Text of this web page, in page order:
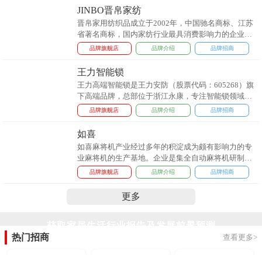
JINBO晋帛家纺
晋帛家用纺织品成立于2002年，中国驰名商标、江苏
省著名商标，国内家纺行业最具消费影响力的企业之
一，实力雄厚、是专注产品研发的优秀家纺企业。...
品牌旗舰店 品牌介绍 品牌招商
王力智能锁
王力高端智能锁是王力安防（股票代码：605268）旗
下高端品牌，总部位于浙江永康，专注智能锁领域二
十余年，集研发、生产、销售、服务于一体。产品涵
盖指纹锁、人脸识别锁、遥感智能锁等，年产能超
300万套，网点超万家，服务全球超2亿用户。...
品牌旗舰店 品牌介绍 品牌招商
如喜
如喜麻将机产业经过多年的积淀成为颇有影响力的专
业麻将机的生产基地。企业是集全自动麻将机研制、
开发、生产、销售于一体的综合性企业，拥有一流的
机电专家、先进的生产流水线、优秀的研发和销售团
队，如喜系列全自动麻将桌以精湛的品质、一流的服
务更是得到了广大客户的广泛赞誉。我们一流的研发
念！创造娱乐新时尚。如喜麻将机系列更是独树一
品牌旗舰店 品牌介绍 品牌招商
更多
热门招商
查看更多>